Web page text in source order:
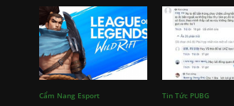
Cẩm Nang Esport Tin Tức PUBG